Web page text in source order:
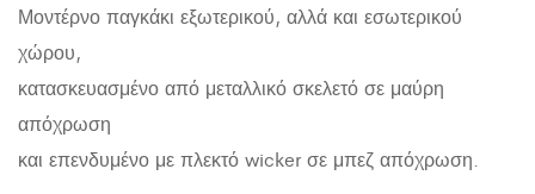
Μοντέρνο παγκάκι εξωτερικού, αλλά και εσωτερικού
χώρου,
κατασκευασμένο από μεταλλικό σκελετό σε μαύρη
απόχρωση
και επενδυμένο με πλεκτό wicker σε μπεζ απόχρωση.